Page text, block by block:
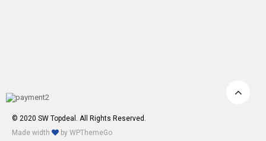
© 2020 SW Topdeal. All Rights Reserved.
Made width
by WPThemeGo